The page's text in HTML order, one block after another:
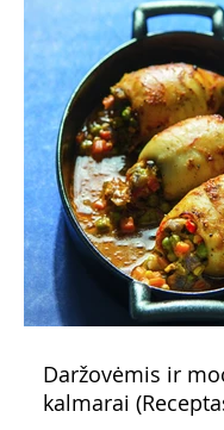
Daržovėmis ir
kalmarai